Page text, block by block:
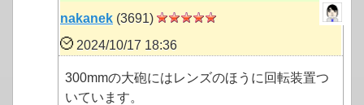
nakanek (3691)
2024/10/17 18:36
300mmの大砲にはレンズのほうに回転装置つ
いています。